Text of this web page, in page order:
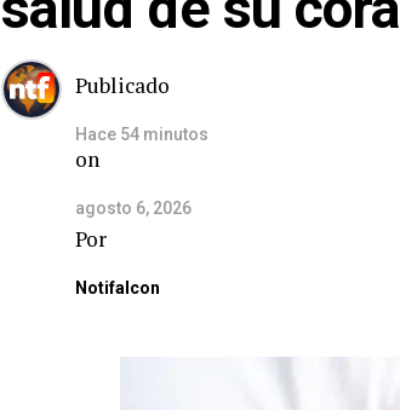
Publicado
Hace 54 minutos
on
agosto 6, 2026
Por
Notifalcon